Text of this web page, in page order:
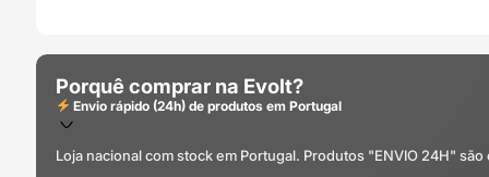
Porquê comprar na Evolt?
Envio rápido (24h) de produtos em Portugal
Loja nacional com stock em Portugal. Produtos "ENVIO 24H"